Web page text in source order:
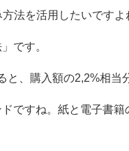
法を活用したいですよ
です。
と、購入額の2,2%相
ですね。紙と電子書